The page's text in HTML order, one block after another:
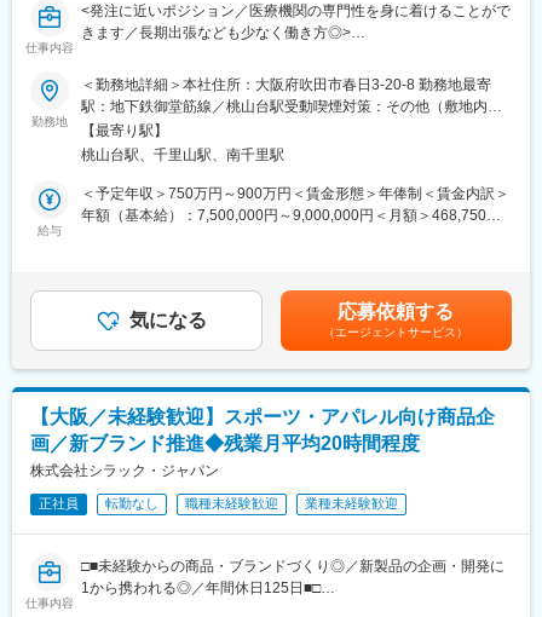
■教育体制
・OJTを中心に医療法規・設備基準・特殊施工などの専門知識を
士・施工管理技士などの取得を積極サポートします。
■本ポジションの魅力・やりがい
・MRI室の電磁対策や病室の酸素アウトレット設置など一般建築
成を見届ける達成感は大きく、「いのちを守る人を支える環境づ
くり」に直接貢献できます。
るほか、プロジェクトマネジメント（CM）領域にも挑戦可能。大
規模案件の責任者、技術指導など将来的なキャリアの幅も広いで
す。
■募集背景
・医療機関の建替え・増改築が全国的に増加し、医療×建築に特化
した工事ニーズが拡大。専門性の高い「MF技術工事部」を強化
し、10名から30名体制を目指すため施工管理の経験者を募集しま
す。
仕事内容
<発注に近いポジション／医療機関の専門性を身に着けることがで
きます／長期出張なども少なく働き方◎>
・発注者に近いポジションで医療機関の新設・移転・改修工事に
おける電気工事、電気通信工事施工監理業務を担当します。
※工事規模などに合わせて、施工管理業務を担当いただくこともあ
りますが、発注者側での業務割合が高くなります。
・常駐型の施工管理業務よりも、巡回型での施工監理業務の案件
構成比が高いです。
・担当エリアにつは、関西案件中心となります。
※必要に応じて出張はありますが、長期出張は少ない環境となりま
す。
・工事金額…数十万～4億程度と幅広い案件となりますが、新設よ
りも改修案件の割合が高いです。
・同社は医療商社内の専門技術チームとして、医療機器・設備・
建築を横断する知識を持つ技術者が在籍。病院の理事長・院長・
事務長と直接やり取りする案件が多く、発注者に近い立場で業務
を進められます。
業務をお任せしますが、ご経験を積んでいただき、複数の分野で
の施工監理を担当いただく事を想定しております。
■教育体制
・OJTを中心に医療法規・設備基準・特殊施工などの専門知識を
勤務地
＜勤務地詳細＞本社住所：大阪府吹田市春日3-20-8 勤務地最寄
駅：地下鉄御堂筋線／桃山台駅受動喫煙対策：その他（敷地内禁
煙（屋外喫煙可能場所あり））変更の範囲：会社の定める事業所
【最寄り駅】
桃山台駅、千里山駅、南千里駅
給与
＜予定年収＞750万円～900万円＜賃金形態＞年俸制＜賃金内訳＞
年額（基本給）：7,500,000円～9,000,000円＜月額＞468,750円
の金額であり、選考を通じて上下する可能性があります。月給(月
額)は固定手当を含めた表記です。
気になる 応募依頼する
（エージェントサービス）
【大阪／未経験歓迎】スポーツ・アパレル向け商品企
画／新ブランド推進◆残業月平均20時間程度
株式会社シラック・ジャパン
正社員 転勤なし 職種未経験歓迎 業種未経験歓迎
仕事内容
□■未経験からの商品・ブランドづくり◎／新製品の企画・開発に
1から携われる◎／年間休日125日■□